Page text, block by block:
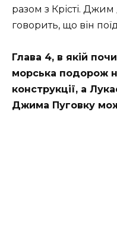
разом з Крісті. Джим
говорить, що він
Глава 4, в якій
морська подорож
конструкції, а
Джима Пуговку